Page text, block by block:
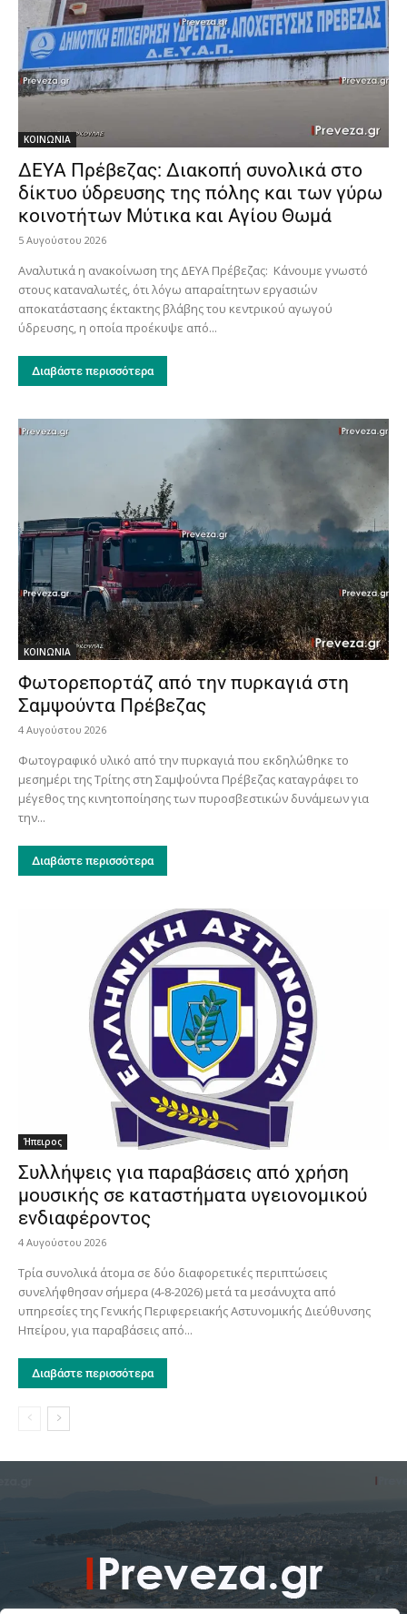
ΚΟΙΝΩΝΙΑ
ΔΕΥΑ Πρέβεζας: Διακοπή συνολικά στο
δίκτυο ύδρευσης της πόλης και των γύρω
κοινοτήτων Μύτικα και Αγίου Θωμά
5 Αυγούστου 2026
Αναλυτικά η ανακοίνωση της ΔΕΥΑ Πρέβεζας: Κάνουμε γνωστό
στους καταναλωτές, ότι λόγω απαραίτητων εργασιών
αποκατάστασης έκτακτης βλάβης του κεντρικού αγωγού
ύδρευσης, η οποία προέκυψε από...
Διαβάστε περισσότερα
ΚΟΙΝΩΝΙΑ
Φωτορεπορτάζ από την πυρκαγιά στη
Σαμψούντα Πρέβεζας
4 Αυγούστου 2026
Φωτογραφικό υλικό από την πυρκαγιά που εκδηλώθηκε το
μεσημέρι της Τρίτης στη Σαμψούντα Πρέβεζας καταγράφει το
μέγεθος της κινητοποίησης των πυροσβεστικών δυνάμεων για
την...
Διαβάστε περισσότερα
Ήπειρος
Συλλήψεις για παραβάσεις από χρήση
μουσικής σε καταστήματα υγειονομικού
ενδιαφέροντος
4 Αυγούστου 2026
Τρία συνολικά άτομα σε δύο διαφορετικές περιπτώσεις
συνελήφθησαν σήμερα (4-8-2026) μετά τα μεσάνυχτα από
υπηρεσίες της Γενικής Περιφερειακής Αστυνομικής Διεύθυνσης
Ηπείρου, για παραβάσεις από...
Διαβάστε περισσότερα